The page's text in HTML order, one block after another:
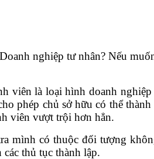
nghiệp tư nhân? Nếu
viên là loại hình doanh
phép chủ sở hữu có thể
viên vượt trội hơn hẳn.
mình có thuộc đối tượng
thủ tục thành lập.